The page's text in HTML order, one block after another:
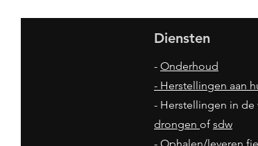
Diensten
- Onderhoud
- Herstellingen aan
- Herstellingen in de
drongen of sdw